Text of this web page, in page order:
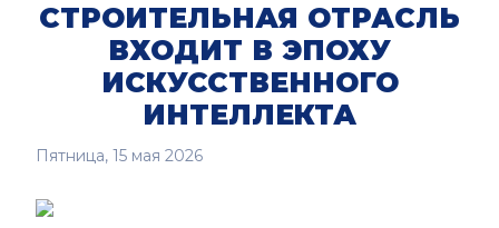
СТРОИТЕЛЬНАЯ ОТРАСЛЬ
ВХОДИТ В ЭПОХУ
ИСКУССТВЕННОГО
ИНТЕЛЛЕКТА
Пятница, 15 мая 2026